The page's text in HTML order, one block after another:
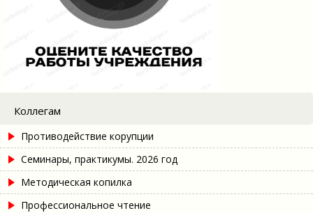
Коллегам
Противодействие корупции
Семинары, практикумы. 2026 год
Методическая копилка
Профессиональное чтение